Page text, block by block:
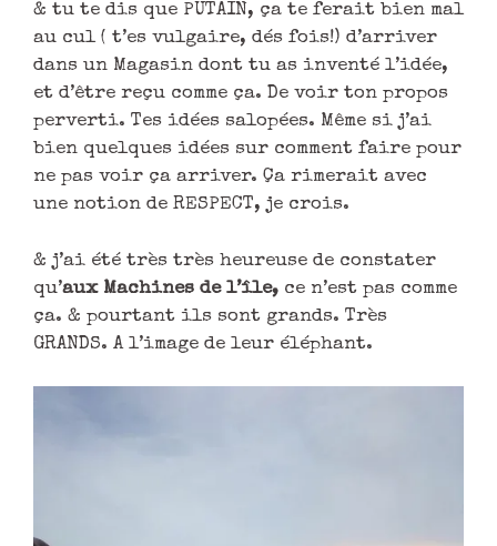
& tu te dis que PUTAIN, ça te ferait bien mal
au cul ( t’es vulgaire, dés fois!) d’arriver
dans un Magasin dont tu as inventé l’idée,
et d’être reçu comme ça. De voir ton propos
perverti. Tes idées salopées. Même si j’ai
bien quelques idées sur comment faire pour
ne pas voir ça arriver. Ça rimerait avec
une notion de RESPECT, je crois.
& j’ai été très très heureuse de constater
qu’aux Machines de l’île, ce n’est pas comme
ça. & pourtant ils sont grands. Très
GRANDS. A l’image de leur éléphant.